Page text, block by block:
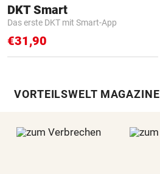
DKT Smart
Das erste DKT mit Smart-App
€31,90
VORTEILSWELT MAGAZINE